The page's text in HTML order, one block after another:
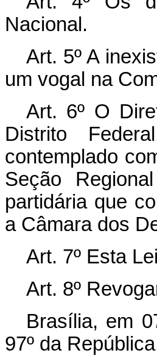
Nacional.
Art. 5º A
um vogal na
Art. 6º O
Distrito
contemplado
Seção
partidária que
a Câmara dos
Art. 7º Esta
Art. 8º
Brasília, em
97º da